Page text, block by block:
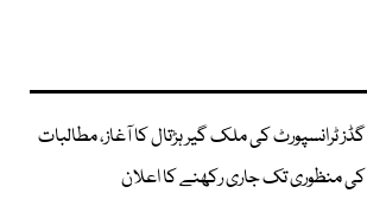
گڈز ٹرانسپورٹ کی ملک گیر ہڑتال کا آغاز، مطالبات
کی منظوری تک جاری رکھنے کا اعلان